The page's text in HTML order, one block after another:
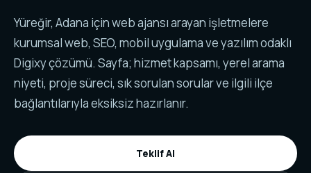
Yüreğir, Adana için web ajansı arayan işletmelere
kurumsal web, SEO, mobil uygulama ve yazılım odaklı
Digixy çözümü. Sayfa; hizmet kapsamı, yerel arama
niyeti, proje süreci, sık sorulan sorular ve ilgili ilçe
bağlantılarıyla eksiksiz hazırlanır.
Teklif Al